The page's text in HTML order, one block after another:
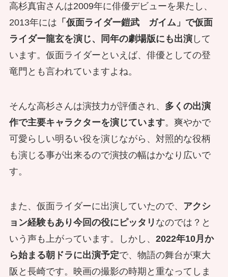
高杉真宙さんは2009年に俳優デビューを果たし、
2013年には 「仮面ライダー鎧武 ガイム」で仮面
ライダー龍玄を演じ、同年の劇場版にも出演して
います。仮面ライダーといえば、俳優としての登
竜門とも言われていますよね。
そんな高杉さんは演技力が評価され、 多くの出演
作で主要キャラクターを演じています。爽やかで
可愛らしい明るい役を演じながら、対照的な役柄
も演じる事が出来るので演技の幅はかなり広いで
す。
また、仮面ライダーに出演していたので、 アクシ
ョン経験もあり今回の役にピッタリ なのでは？と
いう声も上がっています。しかし、 2022年10月か
ら始まる朝ドラに出演予定で、物語の舞台が東大
阪と長崎です。映画の撮影の時期と重なってしま